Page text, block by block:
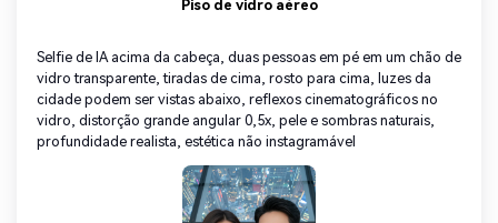
Piso de vidro aéreo
Selfie de IA acima da cabeça, duas pessoas em pé em um chão de
vidro transparente, tiradas de cima, rosto para cima, luzes da
cidade podem ser vistas abaixo, reflexos cinematográficos no
vidro, distorção grande angular 0,5x, pele e sombras naturais,
profundidade realista, estética não instagramável